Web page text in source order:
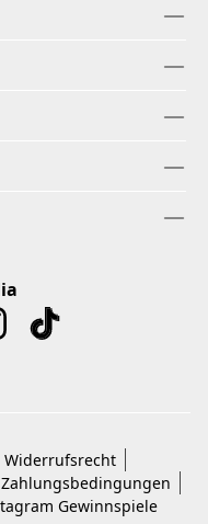
Widerrufsrecht
Zahlungsbedingungen
Gewinnspiele